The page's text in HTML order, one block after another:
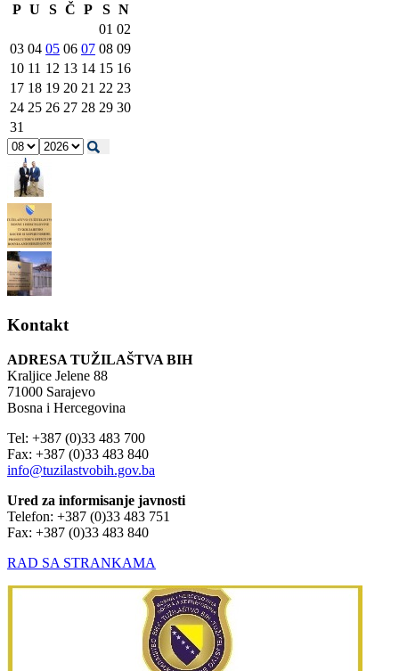
P U S Č P S N
01 02
03 04 05 06 07 08 09
10 11 12 13 14 15 16
17 18 19 20 21 22 23
24 25 26 27 28 29 30
31
Kontakt
ADRESA TUŽILAŠTVA BIH
Kraljice Jelene 88
71000 Sarajevo
Bosna i Hercegovina
Tel: +387 (0)33 483 700
Fax: +387 (0)33 483 840
info@tuzilastvobih.gov.ba
Ured za informisanje javnosti
Telefon: +387 (0)33 483 751
Fax: +387 (0)33 483 840
RAD SA STRANKAMA